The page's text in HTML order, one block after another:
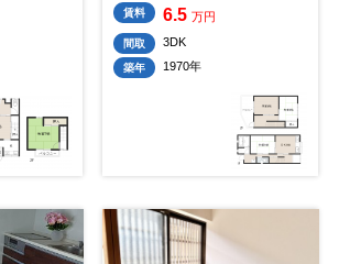
賃料 6.5 万円
間取 3DK
築年 1970年